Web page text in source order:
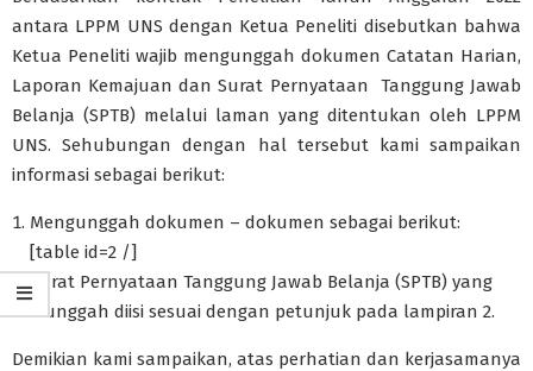
antara LPPM UNS dengan Ketua Peneliti disebutkan bahwa
Ketua Peneliti wajib mengunggah dokumen Catatan Harian,
Laporan Kemajuan dan Surat Pernyataan Tanggung Jawab
Belanja (SPTB) melalui laman yang ditentukan oleh LPPM
UNS. Sehubungan dengan hal tersebut kami sampaikan
informasi sebagai berikut:
Mengunggah dokumen – dokumen sebagai berikut:
[table id=2 /]
Surat Pernyataan Tanggung Jawab Belanja (SPTB) yang
diunggah diisi sesuai dengan petunjuk pada lampiran 2.
Demikian kami sampaikan, atas perhatian dan kerjasamanya